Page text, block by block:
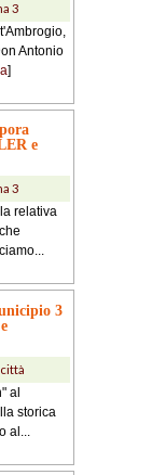
3
Antonio
]
e
3
relativa
3
al
storica